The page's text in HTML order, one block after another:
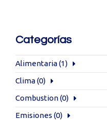
Categorías
Alimentaria(1)
Clima(0)
Combustion(0)
Emisiones (0)